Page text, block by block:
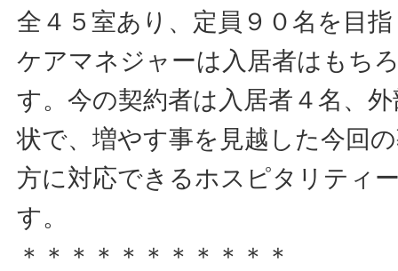
全４５室あり、定員９０名を目
ケアマネジャーは入居者はもち
す。今の契約者は入居者４名、
状で、増やす事を見越した今回
方に対応できるホスピタリティ
す。
＊＊＊＊＊＊＊＊＊＊＊